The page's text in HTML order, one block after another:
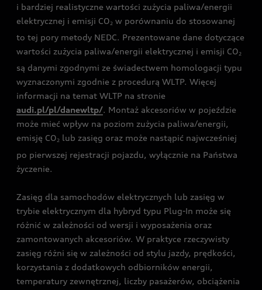
i bardziej realistyczne wartości zużycia paliwa/energii
elektrycznej i emisji CO2 w porównaniu do stosowanej
to tej pory metody NEDC. Prezentowane dane dotyczące
wartości zużycia paliwa/energii elektrycznej i emisji CO2
są danymi zgodnymi ze świadectwem homologacji typu
wyznaczonymi zgodnie z procedurą WLTP. Więcej
informacji na temat WLTP na stronie
audi.pl/pl/danewltp/. Montaż akcesoriów w pojeździe
może mieć wpływ na poziom zużycia paliwa/energii,
emisję CO2 lub zasięg oraz może nastąpić najwcześniej
po pierwszej rejestracji pojazdu, wyłącznie na Państwa
życzenie.
Zasięg dla samochodów elektrycznych lub zasięg w
trybie elektrycznym dla hybryd typu Plug-In może się
różnić w zależności od wersji i wyposażenia oraz
zamontowanych akcesoriów. W praktyce rzeczywisty
zasięg różni się w zależności od stylu jazdy, prędkości,
korzystania z dodatkowych odbiorników energii,
temperatury zewnętrznej, liczby pasażerów, obciążenia